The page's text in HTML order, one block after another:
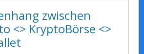
zwischen
<> KryptoBörse <>